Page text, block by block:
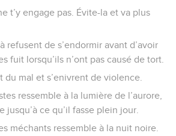
t’y engage pas. Évite-la et va plus
refusent de s’endormir avant d’avoir
fuit lorsqu’ils n’ont pas causé de tort.
du mal et s’enivrent de violence.
ressemble à la lumière de l’aurore,
jusqu’à ce qu’il fasse plein jour.
méchants ressemble à la nuit noire.